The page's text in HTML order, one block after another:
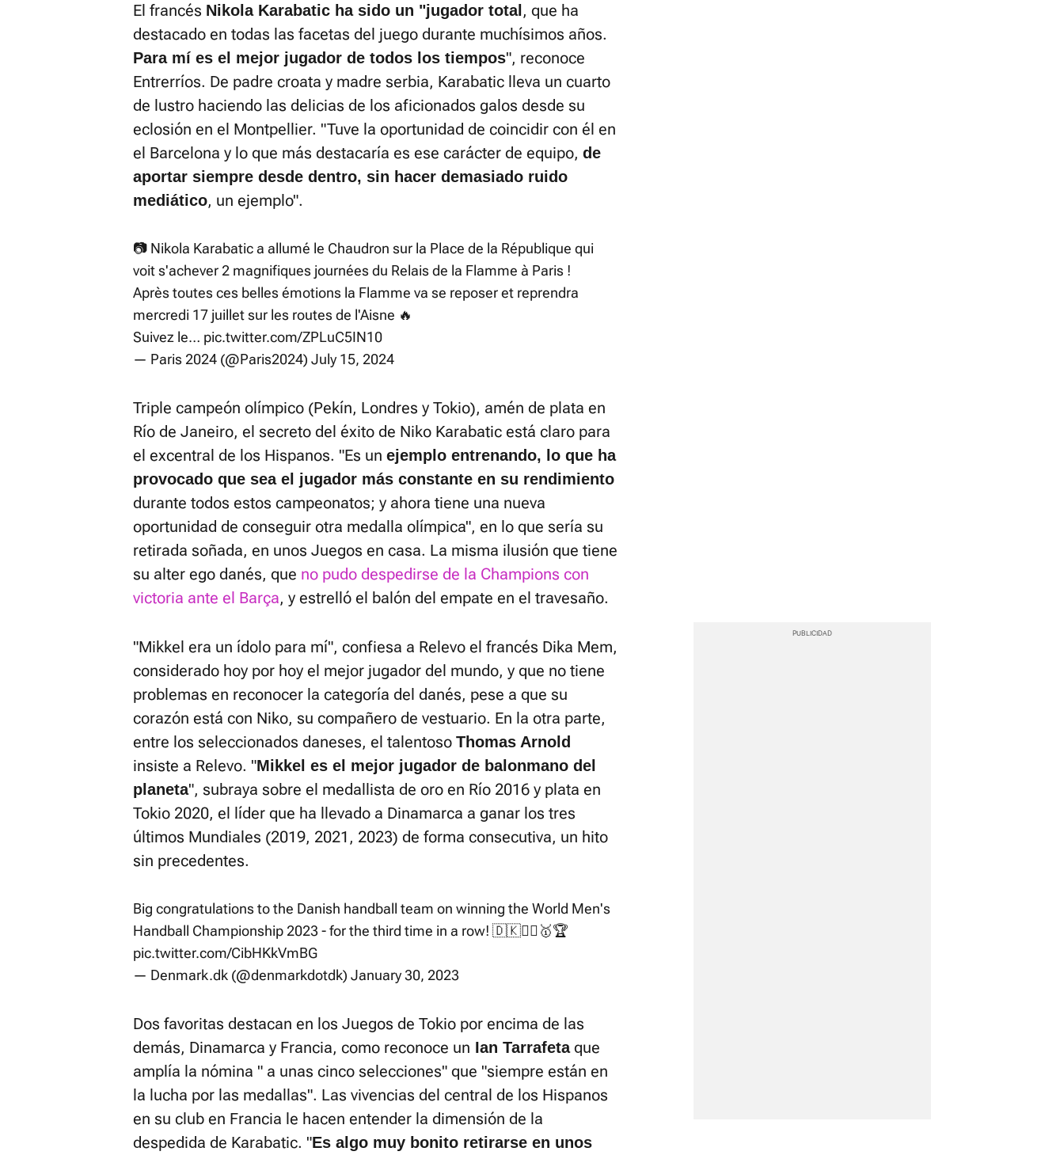
El francés Nikola Karabatic ha sido un "jugador total , que ha
destacado en todas las facetas del juego durante muchísimos años.
Para mí es el mejor jugador de todos los tiempos", reconoce
Entrerríos. De padre croata y madre serbia, Karabatic lleva un cuarto
de lustro haciendo las delicias de los aficionados galos desde su
eclosión en el Montpellier. "Tuve la oportunidad de coincidir con él en
el Barcelona y lo que más destacaría es ese carácter de equipo, de
aportar siempre desde dentro, sin hacer demasiado ruido
mediático, un ejemplo".
📷 Nikola Karabatic a allumé le Chaudron sur la Place de la République qui
voit s'achever 2 magnifiques journées du Relais de la Flamme à Paris !
Après toutes ces belles émotions la Flamme va se reposer et reprendra
mercredi 17 juillet sur les routes de l'Aisne 🔥
Suivez le… pic.twitter.com/ZPLuC5IN10
— Paris 2024 (@Paris2024) July 15, 2024
Triple campeón olímpico (Pekín, Londres y Tokio), amén de plata en
Río de Janeiro, el secreto del éxito de Niko Karabatic está claro para
el excentral de los Hispanos. "Es un ejemplo entrenando, lo que ha
provocado que sea el jugador más constante en su rendimiento
durante todos estos campeonatos; y ahora tiene una nueva
oportunidad de conseguir otra medalla olímpica", en lo que sería su
retirada soñada, en unos Juegos en casa. La misma ilusión que tiene
su alter ego danés, que no pudo despedirse de la Champions con
victoria ante el Barça, y estrelló el balón del empate en el travesaño.
"Mikkel era un ídolo para mí", confiesa a Relevo el francés Dika Mem,
considerado hoy por hoy el mejor jugador del mundo, y que no tiene
problemas en reconocer la categoría del danés, pese a que su
corazón está con Niko, su compañero de vestuario. En la otra parte,
entre los seleccionados daneses, el talentoso Thomas Arnold
insiste a Relevo. "Mikkel es el mejor jugador de balonmano del
planeta", subraya sobre el medallista de oro en Río 2016 y plata en
Tokio 2020, el líder que ha llevado a Dinamarca a ganar los tres
últimos Mundiales (2019, 2021, 2023) de forma consecutiva, un hito
sin precedentes.
Big congratulations to the Danish handball team on winning the World Men's
Handball Championship 2023 - for the third time in a row! 🇩🇰🤾‍♂️🥇🏆
pic.twitter.com/CibHKkVmBG
— Denmark.dk (@denmarkdotdk) January 30, 2023
Dos favoritas destacan en los Juegos de Tokio por encima de las
demás, Dinamarca y Francia, como reconoce un Ian Tarrafetaque
amplía la nómina " a unas cinco selecciones" que "siempre están en
la lucha por las medallas". Las vivencias del central de los Hispanos
en su club en Francia le hacen entender la dimensión de la
despedida de Karabatic. "Es algo muy bonito retirarse en unos